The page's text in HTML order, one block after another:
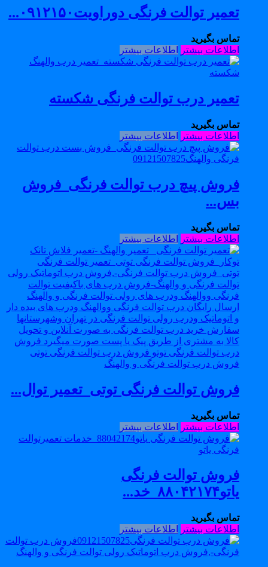
تعمیر توالت فرنگی دوراویت۰۹۱۲۱۵۰...
تماس بگیرید
اطلاعات بیشتر اطلاعات بیشتر
تعمیر درب توالت فرنگی شکسته
تماس بگیرید
اطلاعات بیشتر اطلاعات بیشتر
فروش پیچ درب توالت فرنگی_فروش
بس...
تماس بگیرید
اطلاعات بیشتر اطلاعات بیشتر
فروش توالت فرنگی توتی_تعمیر توال...
تماس بگیرید
اطلاعات بیشتر اطلاعات بیشتر
فروش توالت فرنگی
یاتو۸۸۰۴۲۱۷۴_خد...
تماس بگیرید
اطلاعات بیشتر اطلاعات بیشتر